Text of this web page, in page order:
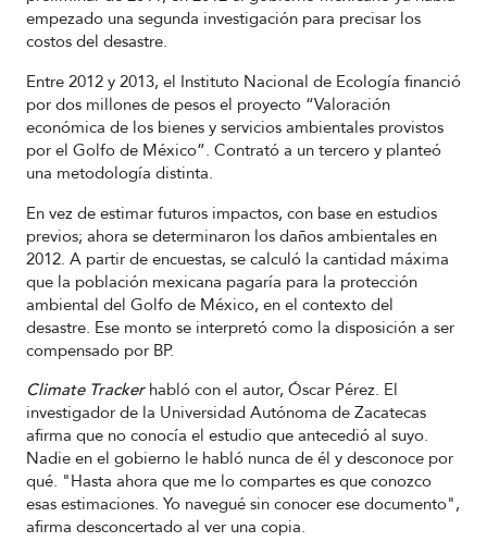
empezado una segunda investigación para precisar los
costos del desastre.
Entre 2012 y 2013, el Instituto Nacional de Ecología financió
por dos millones de pesos el proyecto “Valoración
económica de los bienes y servicios ambientales provistos
por el Golfo de México”. Contrató a un tercero y planteó
una metodología distinta.
En vez de estimar futuros impactos, con base en estudios
previos; ahora se determinaron los daños ambientales en
2012. A partir de encuestas, se calculó la cantidad máxima
que la población mexicana pagaría para la protección
ambiental del Golfo de México, en el contexto del
desastre. Ese monto se interpretó como la disposición a ser
compensado por BP.
Climate Trackerhabló con el autor, Óscar Pérez. El
investigador de la Universidad Autónoma de Zacatecas
afirma que no conocía el estudio que antecedió al suyo.
Nadie en el gobierno le habló nunca de él y desconoce por
qué. "Hasta ahora que me lo compartes es que conozco
esas estimaciones. Yo navegué sin conocer ese documento",
afirma desconcertado al ver una copia.